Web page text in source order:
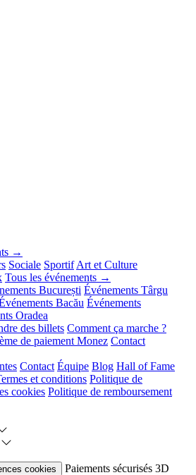
→
Sociale Sportif Art et Culture
Tous les événements →
București Événements Târgu
Bacău Événements
Oradea
des billets Comment ça marche ?
de paiement Monez Contact
Contact Équipe Blog Hall of Fame
et conditions Politique de
cookies Politique de remboursement
cookies Paiements sécurisés 3D